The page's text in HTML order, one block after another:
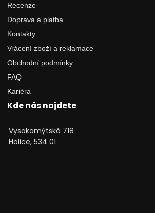
Recenze
Doprava a platba
Kontakty
Vrácení zboží a reklamace
Obchodní podmínky
FAQ
Kariéra
Kde nás najdete
Vysokomýtská 718
Holice, 534 01